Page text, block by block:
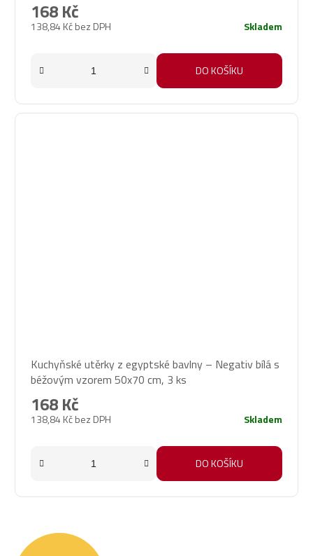
je
5,0
hvězdiček.
138,84 Kč bez DPH
168 Kč
Skladem
DO KOŠÍKU
hodnocení
produktu
je
5,0
hvězdiček.
Kuchyňské utěrky z egyptské bavlny – Negativ bílá s
béžovým vzorem 50x70 cm, 3 ks
138,84 Kč bez DPH
168 Kč
Skladem
DO KOŠÍKU